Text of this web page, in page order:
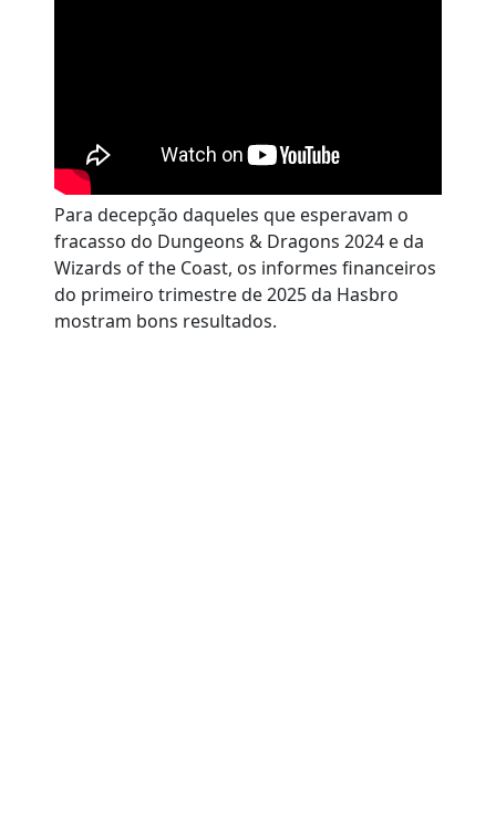
Para decepção daqueles que esperavam o
fracasso do Dungeons & Dragons 2024 e da
Wizards of the Coast, os informes financeiros
do primeiro trimestre de 2025 da Hasbro
mostram bons resultados.